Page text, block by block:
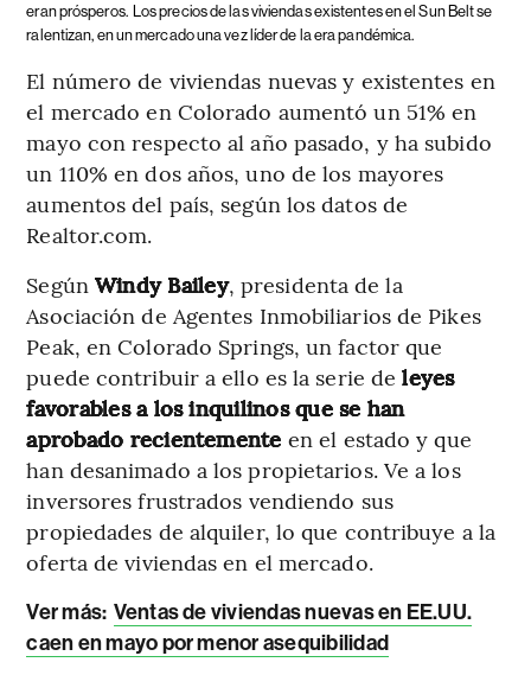
eran prósperos.
Los precios de las viviendas existentes en el Sun Belt se
ralentizan, en un mercado una vez líder de la era pandémica.
El número de viviendas nuevas y existentes en
el mercado en Colorado aumentó un 51% en
mayo con respecto al año pasado, y ha subido
un 110% en dos años, uno de los mayores
aumentos del país, según los datos de
Realtor.com.
Según Windy Bailey, presidenta de la
Asociación de Agentes Inmobiliarios de Pikes
Peak, en Colorado Springs, un factor que
puede contribuir a ello es la serie deleyes
favorables a los inquilinos que se han
aprobado recientemente en el estado y que
han desanimado a los propietarios. Ve a los
inversores frustrados vendiendo sus
propiedades de alquiler, lo que contribuye a la
oferta de viviendas en el mercado.
Ver más: Ventas de viviendas nuevas en EE.UU.
caen en mayo por menor asequibilidad